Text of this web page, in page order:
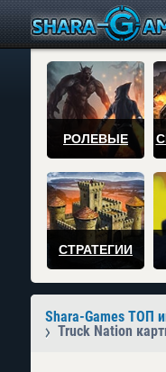
РОЛЕВЫЕ
СТРАТЕГИИ
Shara-Games ТОП
Truck Nation